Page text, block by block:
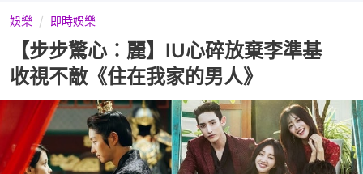
娛樂 即時娛樂
【步步驚心︰麗】IU心碎放棄李準基
收視不敵《住在我家的男人》